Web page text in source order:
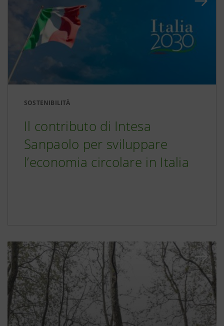
SOSTENIBILITÀ
Il contributo di Intesa
Sanpaolo per sviluppare
l’economia circolare in Italia